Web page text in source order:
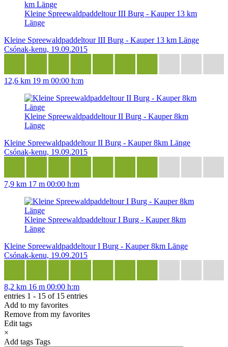
Kleine Spreewaldpaddeltour III Burg - Kauper 13 km
Länge
Kleine Spreewaldpaddeltour III Burg - Kauper 13 km Länge
Csónak-kenu, 19.09.2015
12,6 km 19 m 00:00 h:m
Kleine Spreewaldpaddeltour II Burg - Kauper 8km
Länge
Kleine Spreewaldpaddeltour II Burg - Kauper 8km Länge
Csónak-kenu, 19.09.2015
7,9 km 17 m 00:00 h:m
Kleine Spreewaldpaddeltour I Burg - Kauper 8km
Länge
Kleine Spreewaldpaddeltour I Burg - Kauper 8km Länge
Csónak-kenu, 19.09.2015
8,2 km 16 m 00:00 h:m
entries 1 - 15 of 15 entries
Add to my favorites
Remove from my favorites
Edit tags
×
Add tags Tags